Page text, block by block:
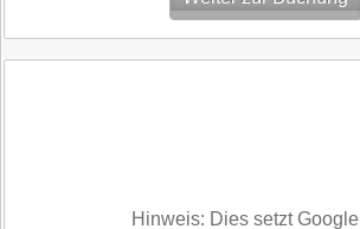
Hinweis: Dies setzt Google